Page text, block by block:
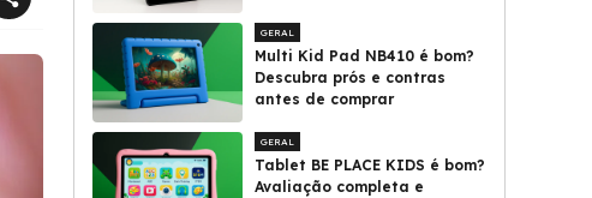
GERAL
Multi Kid Pad NB410 é bom?
Descubra prós e contras
antes de comprar
GERAL
Tablet BE PLACE KIDS é bom?
Avaliação completa e